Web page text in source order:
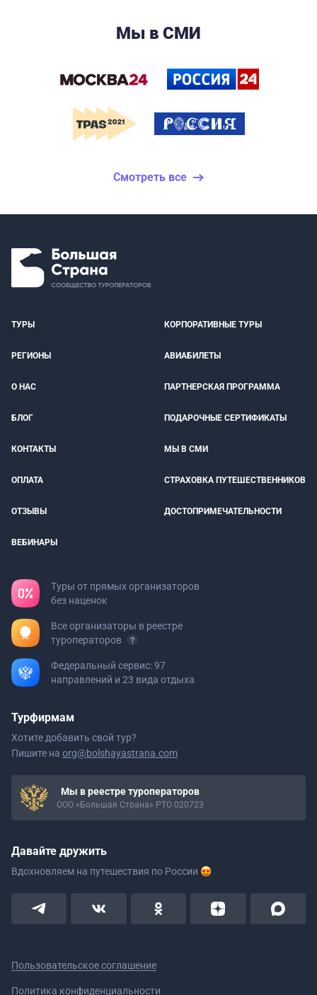
Мы в СМИ
Смотреть все
ТУРЫ КОРПОРАТИВНЫЕ ТУРЫ
РЕГИОНЫ АВИАБИЛЕТЫ
О НАС ПАРТНЕРСКАЯ ПРОГРАММА
БЛОГ ПОДАРОЧНЫЕ СЕРТИФИКАТЫ
КОНТАКТЫ МЫ В СМИ
ОПЛАТА СТРАХОВКА ПУТЕШЕСТВЕННИКОВ
ОТЗЫВЫ ДОСТОПРИМЕЧАТЕЛЬНОСТИ
ВЕБИНАРЫ
Туры от прямых организаторов
без наценок
Все организаторы в реестре
туроператоров
Федеральный сервис: 97
направлений и 23 вида отдыха
Турфирмам
Хотите добавить свой тур?
Пишите на org@bolshayastrana.com
Мы в реестре туроператоров
ООО «Большая Страна» РТО 020723
Давайте дружить
Вдохновляем на путешествия по России
Пользовательское соглашение
Политика конфиденциальности